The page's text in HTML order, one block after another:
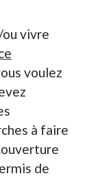
vivre
voulez
à faire
de